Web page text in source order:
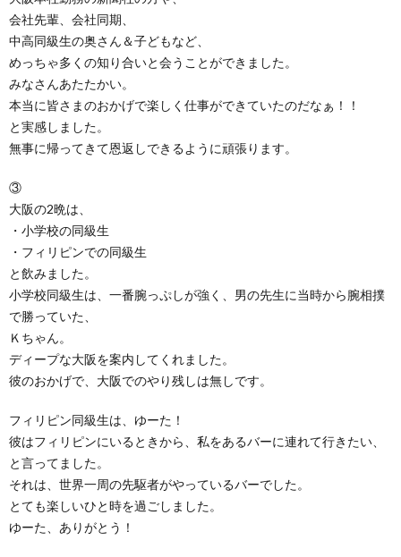
会社先輩、会社同期、
中高同級生の奥さん＆子どもなど、
めっちゃ多くの知り合いと会うことができました。
みなさんあたたかい。
本当に皆さまのおかげで楽しく仕事ができていたのだなぁ！！
と実感しました。
無事に帰ってきて恩返しできるように頑張ります。
③
大阪の2晩は、
・小学校の同級生
・フィリピンでの同級生
と飲みました。
小学校同級生は、一番腕っぷしが強く、男の先生に当時から腕相撲
で勝っていた、
Ｋちゃん。
ディープな大阪を案内してくれました。
彼のおかげで、大阪でのやり残しは無しです。
フィリピン同級生は、ゆーた！
彼はフィリピンにいるときから、私をあるバーに連れて行きたい、
と言ってました。
それは、世界一周の先駆者がやっているバーでした。
とても楽しいひと時を過ごしました。
ゆーた、ありがとう！